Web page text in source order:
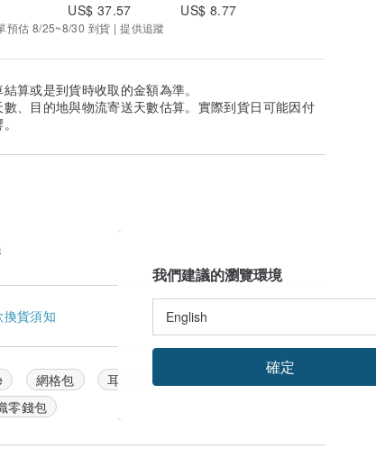
US$ 37.57 US$ 8.77
預估 8/25~8/30 到貨 | 提供追蹤
算或是到貨時收取的金額為準。
、目的地與物流寄送天數估算。實際到貨日可能因付
貨須知
網格包 耳機包
零錢包
我們建議的瀏覽環境
確定